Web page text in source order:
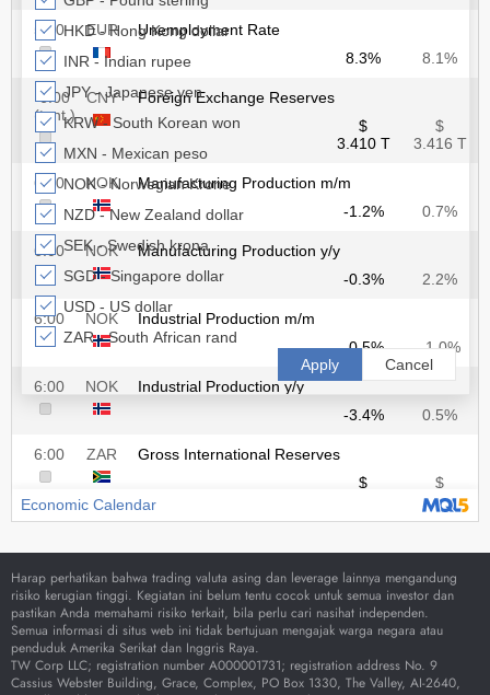
Harap perhatikan bahwa trading valuta asing dan leverage lainnya mengandung
risiko kerugian tinggi. Kegiatan ini belum tentu cocok untuk semua investor dan
pastikan Anda memahami risiko terkait, bila perlu cari nasihat independen.
Semua informasi di situs web ini tidak bertujuan mengajak warga negara atau
penduduk Amerika Serikat dan Inggris Raya.
TW Corp LLC; registration number A000001731; registration address No. 9
Cassius Webster Building, Grace, Complex, PO Box 1330, The Valley, AI-2640,